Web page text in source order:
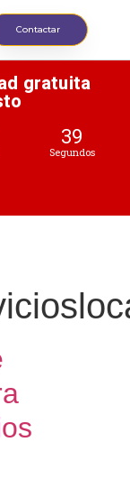
Contactar
gratuita
39
Segundos